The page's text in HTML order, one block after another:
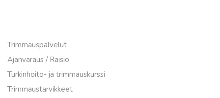
Trimmauspalvelut
Ajanvaraus / Raisio
Turkinhoito- ja trimmauskurssi
Trimmaustarvikkeet